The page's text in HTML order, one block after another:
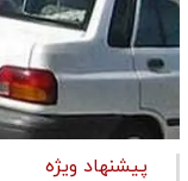
پیشنهاد ویژه